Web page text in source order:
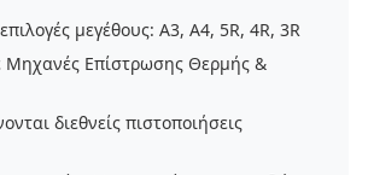
μεγέθους: A3, A4, 5R, 4R, 3R
Μηχανές Επίστρωσης Θερμής &
διεθνείς πιστοποιήσεις